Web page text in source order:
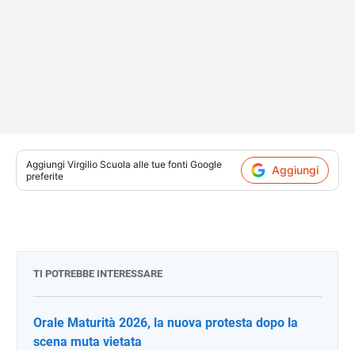
Aggiungi Virgilio Scuola alle tue fonti Google
preferite
Aggiungi
TI POTREBBE INTERESSARE
Orale Maturità 2026, la nuova protesta dopo la
scena muta vietata